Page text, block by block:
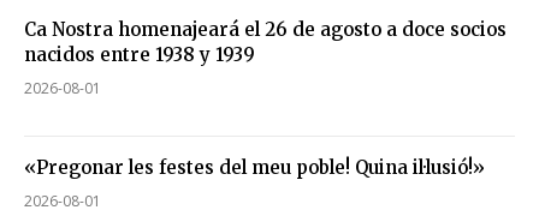
Ca Nostra homenajeará el 26 de agosto a doce socios
nacidos entre 1938 y 1939
2026-08-01
«Pregonar les festes del meu poble! Quina il·lusió!»
2026-08-01